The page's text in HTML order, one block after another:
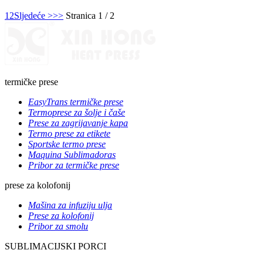
1 2Sljedeće >>> Stranica 1 / 2
termičke prese
EasyTrans termičke prese
Termoprese za šolje i čaše
Prese za zagrijavanje kapa
Termo prese za etikete
Sportske termo prese
Maquina Sublimadoras
Pribor za termičke prese
prese za kolofonij
Mašina za infuziju ulja
Prese za kolofonij
Pribor za smolu
SUBLIMACIJSKI PORCI